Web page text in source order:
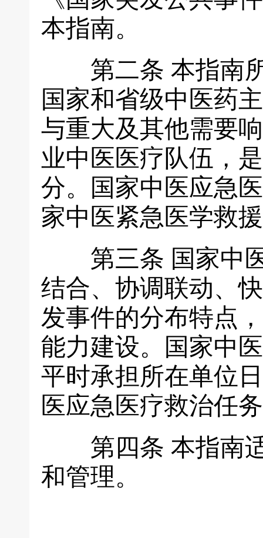
本指南。
第二条 本指南
国家和省级中医药
与重大及其他需要
业中医医疗队伍，
分。国家中医应急
家中医紧急医学救
第三条 国家中
结合、协调联动、
发事件的分布特点
能力建设。国家中
平时承担所在单位
医应急医疗救治任
第四条 本指南
和管理。